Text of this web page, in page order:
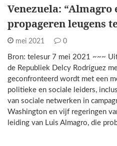
Venezuela:
propageren leugens
mei 2021 0
Bron: telesur 7 mei 2021 ~~~
de Republiek Delcy Rodríguez
geconfronteerd wordt met een
politieke en sociale leiders,
van sociale netwerken in
Washington en vijf regeringen
leiding van Luis Almagro, die